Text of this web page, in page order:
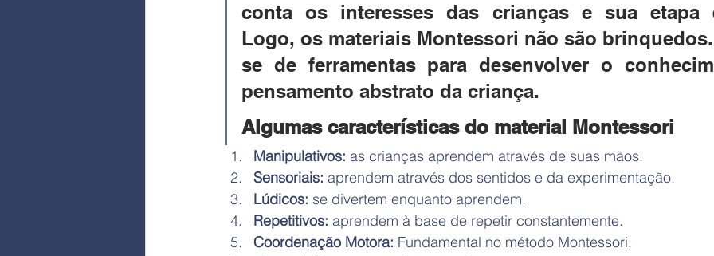
conta os interesses das crianças e sua etapa
Logo, os materiais Montessori não são brinquedos.
se de ferramentas para desenvolver o
pensamento abstrato da criança.
Algumas características do material Montessori
Manipulativos: as crianças aprendem através de suas mãos.
Sensoriais: aprendem através dos sentidos e da experimentação.
Lúdicos: se divertem enquanto aprendem.
Repetitivos: aprendem à base de repetir constantemente.
Coordenação Motora: Fundamental no método Montessori.